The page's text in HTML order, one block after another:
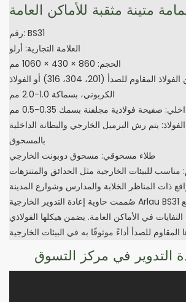
متينة مثقبة للأماكن العامة
رقم: BS31
العلامة التجارية: أرلو
الحجم: 860 × 430 × 1060 مم
العلبة: صفيحة من الفولاذ المقاوم للصدأ (201، 304، 316) أو الفولاذ
الكربوني، بسماكة 1.0-2.0 مم
صفيحة فولاذية مجلفنة بسمك 0.35-0.5 مم
يتم رش البرميل الخارجي والبطانة الداخلية
بالمسحوق
طلاء مسحوقي: مسحوق دوبونت الخارجي
مناسب للبيئات الخارجية مثل الحدائق والمتنزهات
صُممت حاوية إعادة التدوير الخارجية Arlau BS31 لتدوم طويلاً وتجمع
في الأماكن العامة. يضمن هيكلها الفولاذي
التدوير في مركز التسوق